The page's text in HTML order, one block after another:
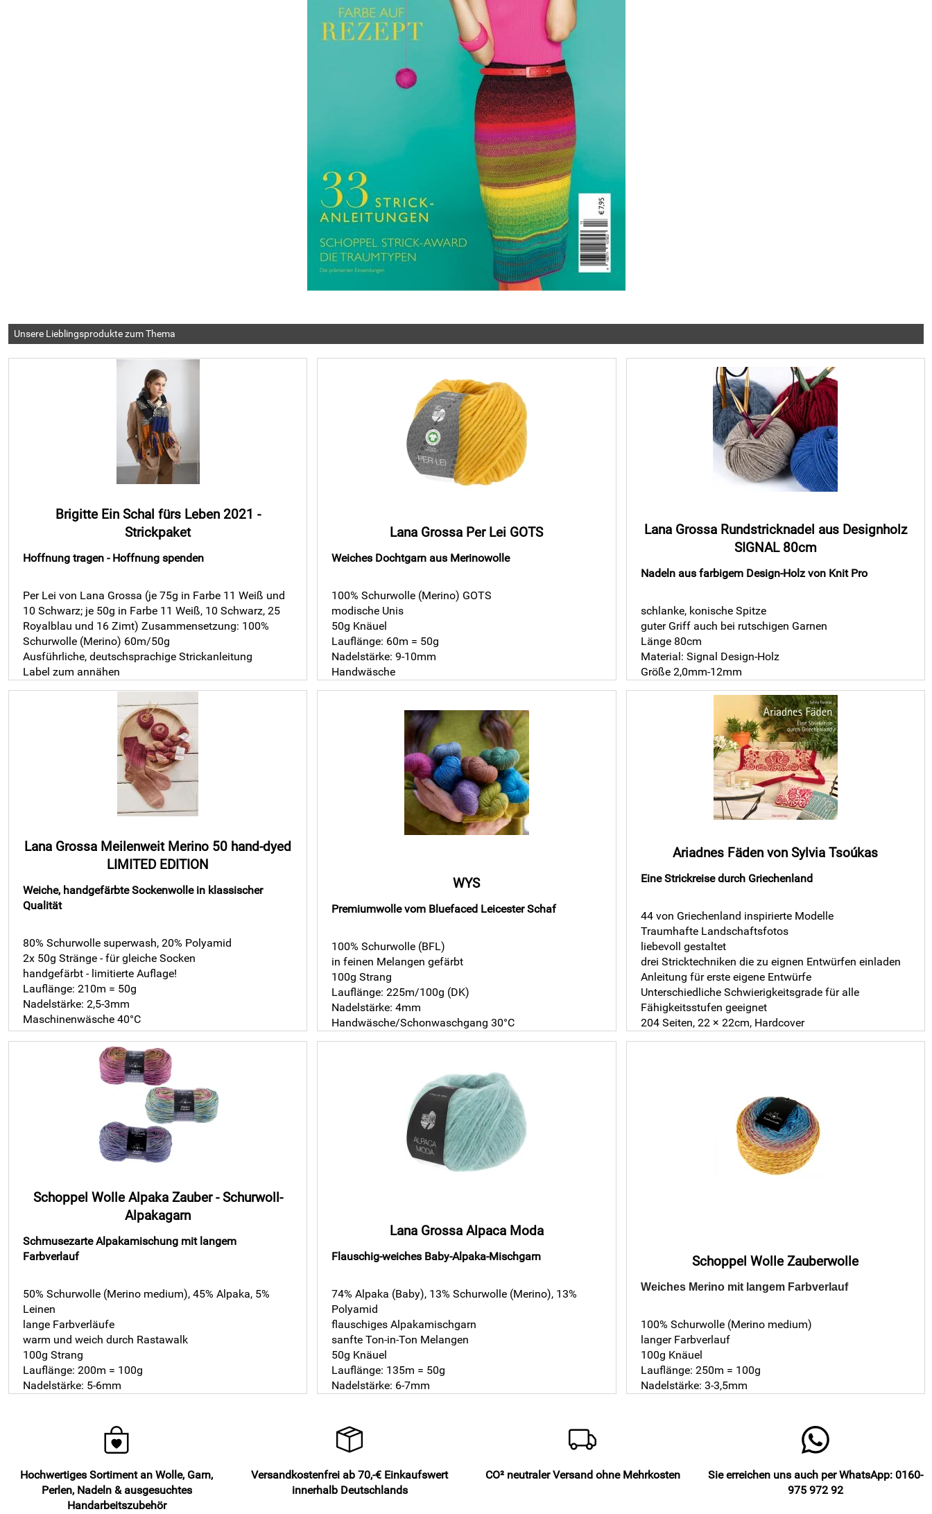
Unsere Lieblingsprodukte zum Thema
Brigitte Ein Schal fürs Leben 2021 -
Strickpaket
Hoffnung tragen - Hoffnung spenden
Per Lei von Lana Grossa (je 75g in Farbe 11 Weiß und
10 Schwarz; je 50g in Farbe 11 Weiß, 10 Schwarz, 25
Royalblau und 16 Zimt) Zusammensetzung: 100%
Schurwolle (Merino) 60m/50g
Ausführliche, deutschsprachige Strickanleitung
Label zum annähen
Lana Grossa Per Lei GOTS
Weiches Dochtgarn aus Merinowolle
100% Schurwolle (Merino) GOTS
modische Unis
50g Knäuel
Lauflänge: 60m = 50g
Nadelstärke: 9-10mm
Handwäsche
Lana Grossa Rundstricknadel aus Designholz
SIGNAL 80cm
Nadeln aus farbigem Design-Holz von Knit Pro
schlanke, konische Spitze
guter Griff auch bei rutschigen Garnen
Länge 80cm
Material: Signal Design-Holz
Größe 2,0mm-12mm
Lana Grossa Meilenweit Merino 50 hand-dyed
LIMITED EDITION
Weiche, handgefärbte Sockenwolle in klassischer
Qualität
80% Schurwolle superwash, 20% Polyamid
2x 50g Stränge - für gleiche Socken
handgefärbt - limitierte Auflage!
Lauflänge: 210m = 50g
Nadelstärke: 2,5-3mm
Maschinenwäsche 40°C
WYS
Premiumwolle vom Bluefaced Leicester Schaf
100% Schurwolle (BFL)
in feinen Melangen gefärbt
100g Strang
Lauflänge: 225m/100g (DK)
Nadelstärke: 4mm
Handwäsche/Schonwaschgang 30°C
Ariadnes Fäden von Sylvia Tsoúkas
Eine Strickreise durch Griechenland
44 von Griechenland inspirierte Modelle
Traumhafte Landschaftsfotos
liebevoll gestaltet
drei Stricktechniken die zu eignen Entwürfen einladen
Anleitung für erste eigene Entwürfe
Unterschiedliche Schwierigkeitsgrade für alle
Fähigkeitsstufen geeignet
204 Seiten, 22 × 22cm, Hardcover
Schoppel Wolle Alpaka Zauber - Schurwoll-
Alpakagarn
Schmusezarte Alpakamischung mit langem
Farbverlauf
50% Schurwolle (Merino medium), 45% Alpaka, 5%
Leinen
lange Farbverläufe
warm und weich durch Rastawalk
100g Strang
Lauflänge: 200m = 100g
Nadelstärke: 5-6mm
Lana Grossa Alpaca Moda
Flauschig-weiches Baby-Alpaka-Mischgarn
74% Alpaka (Baby), 13% Schurwolle (Merino), 13%
Polyamid
flauschiges Alpakamischgarn
sanfte Ton-in-Ton Melangen
50g Knäuel
Lauflänge: 135m = 50g
Nadelstärke: 6-7mm
Schoppel Wolle Zauberwolle
Weiches Merino mit langem Farbverlauf
100% Schurwolle (Merino medium)
langer Farbverlauf
100g Knäuel
Lauflänge: 250m = 100g
Nadelstärke: 3-3,5mm
Hochwertiges Sortiment an Wolle, Garn,
Perlen, Nadeln & ausgesuchtes
Handarbeitszubehör
Versandkostenfrei ab 70,-€ Einkaufswert
innerhalb Deutschlands
CO² neutraler Versand ohne Mehrkosten
Sie erreichen uns auch per WhatsApp: 0160-
975 972 92